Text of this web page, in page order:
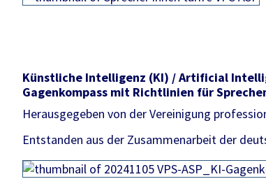
Künstliche Intelligenz (KI) / Artificial
Gagenkompass mit Richtlinien für
Herausgegeben von der Vereinigung
Entstanden aus der Zusammenarbeit der